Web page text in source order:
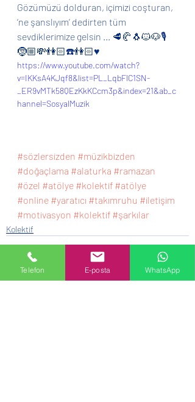
Gözümüzü dolduran, içimizi coşturan,
‘ne şanslıyım’ dedirten tüm
sevdiklerimize gelsin ... 🥩🥐🐧🐱🐶🎙
🤶🏼💸👫🏻☎️👫🏻♥️
https://www.youtube.com/watch?
v=IKKsA4KJqf8&list=PL_LqbFlC1SN-
_ER9vMTk58QEzKkKCcm3p&index=21&ab_c
hannel=SosyalMuzik
#sözlersizden #müzikbizden
#doğaçlama #alaturka #ramazan
#özel #atölye #kolektif #atölye
#online #yaratıcı #takımruhu #iletişim
#motivasyon #kolektif #şarkılar
Kolektif
Telefon E-posta WhatsApp